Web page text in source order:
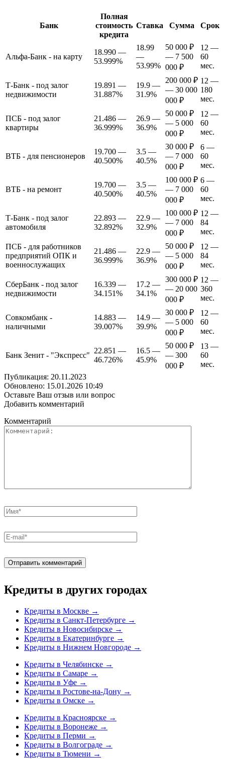
Банк
Полная
стоимость
кредита
Ставка Сумма Срок
Альфа-Банк - на карту
18.990 —
53.999%
18.99
—
53.99%
50 000 ₽
— 7 500
000 ₽
12 —
60
мес.
Т-Банк - под залог
недвижимости
19.891 —
31.887%
19.9 —
31.9%
200 000 ₽
— 30 000
000 ₽
12 —
180
мес.
ПСБ - под залог
квартиры
21.486 —
36.999%
26.9 —
36.9%
50 000 ₽
— 5 000
000 ₽
12 —
60
мес.
ВТБ - для пенсионеров
19.700 —
40.500%
3.5 —
40.5%
30 000 ₽
— 7 000
000 ₽
6 —
60
мес.
ВТБ - на ремонт
19.700 —
40.500%
3.5 —
40.5%
100 000 ₽
— 7 000
000 ₽
6 —
60
мес.
Т-Банк - под залог
автомобиля
22.893 —
32.892%
22.9 —
32.9%
100 000 ₽
— 7 000
000 ₽
12 —
84
мес.
ПСБ - для работников
предприятий ОПК и
военнослужащих
21.486 —
36.999%
22.9 —
36.9%
50 000 ₽
— 5 000
000 ₽
12 —
84
мес.
СберБанк - под залог
недвижимости
16.339 —
34.151%
17.2 —
34.1%
300 000 ₽
— 20 000
000 ₽
12 —
360
мес.
Совкомбанк -
наличными
14.883 —
39.007%
14.9 —
39.9%
30 000 ₽
— 5 000
000 ₽
12 —
60
мес.
Банк Зенит - "Экспресс"
22.851 —
46.726%
16.5 —
45.9%
50 000 ₽
— 300
000 ₽
13 —
60
мес.
Публикация: 20.11.2023
Обновлено: 15.01.2026 10:49
Оставьте Ваш отзыв или вопрос
Добавить комментарий
Комментарий
Кредиты в других городах
Кредиты в Москве →
Кредиты в Санкт-Петербурге →
Кредиты в Новосибирске →
Кредиты в Екатеринбурге →
Кредиты в Нижнем Новгороде →
Кредиты в Челябинске →
Кредиты в Самаре →
Кредиты в Уфе →
Кредиты в Ростове-на-Дону →
Кредиты в Омске →
Кредиты в Красноярске →
Кредиты в Воронеже →
Кредиты в Перми →
Кредиты в Волгограде →
Кредиты в Тюмени →